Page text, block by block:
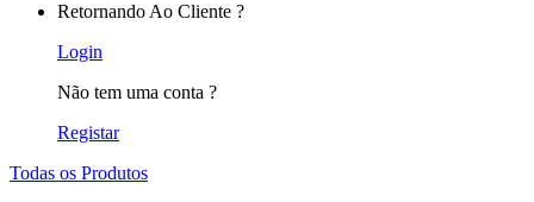
Retornando Ao Cliente ?
Login
Não tem uma conta ?
Registar
Todas os Produtos